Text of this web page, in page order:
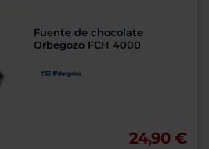
Fuente de chocolate
Orbegozo FCH 4000
24,90 €